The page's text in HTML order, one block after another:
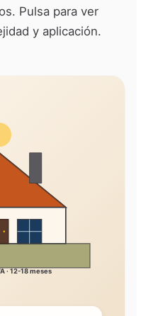
Pulsa para ver
y aplicación.
· 12-18 meses